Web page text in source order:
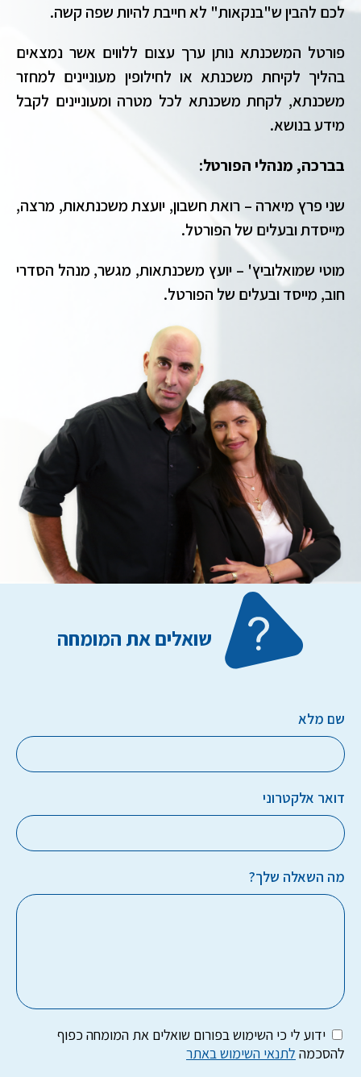
לכם להבין ש"בנקאות" לא חייבת להיות שפה קשה.
פורטל המשכנתא נותן ערך עצום ללווים אשר נמצאים
בהליך לקיחת משכנתא או לחילופין מעוניינים למחזר
משכנתא, לקחת משכנתא לכל מטרה ומעוניינים לקבל
מידע בנושא.
בברכה, מנהלי הפורטל:
שני פרץ מיארה – רואת חשבון, יועצת משכנתאות, מרצה,
מייסדת ובעלים של הפורטל.
מוטי שמואלוביץ' – יועץ משכנתאות, מגשר, מנהל הסדרי
חוב, מייסד ובעלים של הפורטל.
שואלים את המומחה
שם מלא
דואר אלקטרוני
מה השאלה שלך?
ידוע לי כי השימוש בפורום שואלים את המומחה כפוף
להסכמה לתנאי השימוש באתר